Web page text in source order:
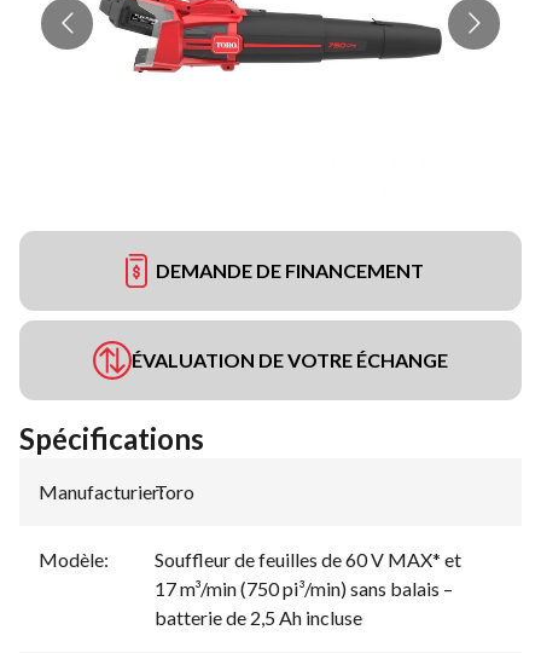
DEMANDE DE FINANCEMENT
ÉVALUATION DE VOTRE ÉCHANGE
Spécifications
Manufacturier:
Toro
Modèle:
Souffleur de feuilles de 60 V MAX* et
17 m³/min (750 pi³/min) sans balais –
batterie de 2,5 Ah incluse